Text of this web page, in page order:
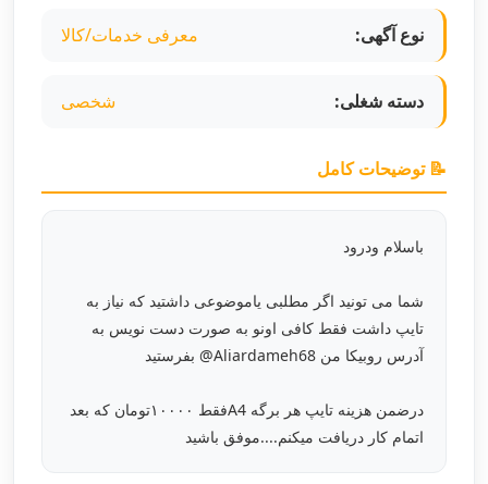
نوع آگهی: معرفی خدمات/کالا
دسته شغلی: شخصی
📝 توضیحات کامل
باسلام ودرود
شما می تونید اگر مطلبی یاموضوعی داشتید که نیاز به
تایپ داشت فقط کافی اونو به صورت دست نویس به
آدرس روبیکا من Aliardameh68@ بفرستید
درضمن هزینه تایپ هر برگه A4فقط ۱۰۰۰۰تومان که بعد
اتمام کار دریافت میکنم....موفق باشید